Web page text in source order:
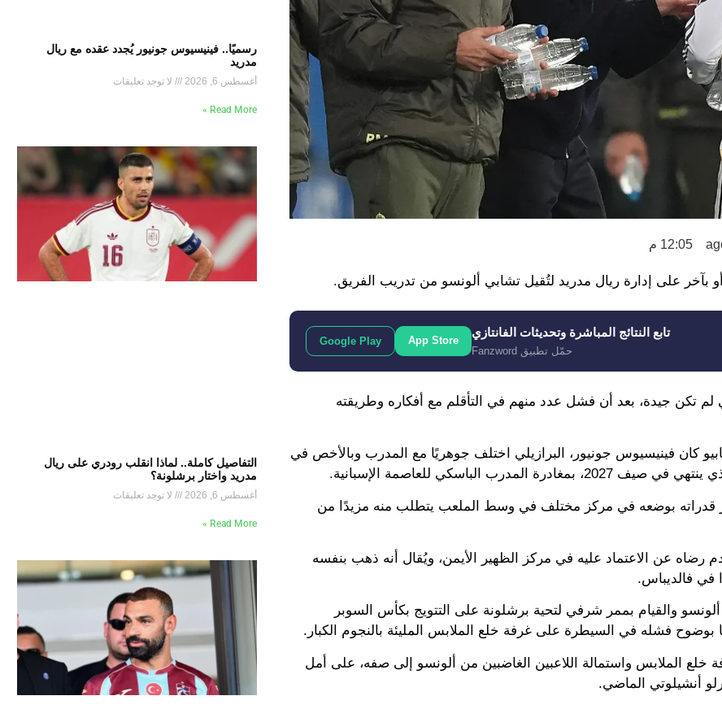
12:05 م
تابع النتائج المباشرة وتحديثات الفانتازي
حمّل تطبيق Fanzword
App Store
Google Play
تكن جيدة، بعد أن فشل عدد منهم في التأقلم مع أفكاره وطريقته
كان فينيسيوس جونيور، البرازيلي اختلف جوهريًا مع المدرب وبالأخص في
للعاصمة الإسبانية.
قدراته بوضعه في مركز مختلف في وسط الملعب يتطلب منه مزيدًا من
رضاه عن الاعتماد عليه في مركز الظهير الأيمن، ويُقال أنه ذهب بنفسه
في فالديباس.
والقيام بممر شرفي لتحية برشلونة على التتويج بكأس السوبر
بوضوح فشله في السيطرة على غرفة خلع الملابس المليئة بالنجوم الكبار.
خلع الملابس واستمالة اللاعبين الغاضبين من ألونسو إلى صفه، على أمل
أنشيلوتي الماضي.
رسميًا.. فينيسيوس جونيور يُجدد عقده مع ريال
مدريد
أغسطس 6, 2026 لا توجد تعليقات
Read More »
التفاصيل كاملة.. لماذا انقلب رودري على ريال
مدريد واختار برشلونة؟
أغسطس 6, 2026 لا توجد تعليقات
Read More »